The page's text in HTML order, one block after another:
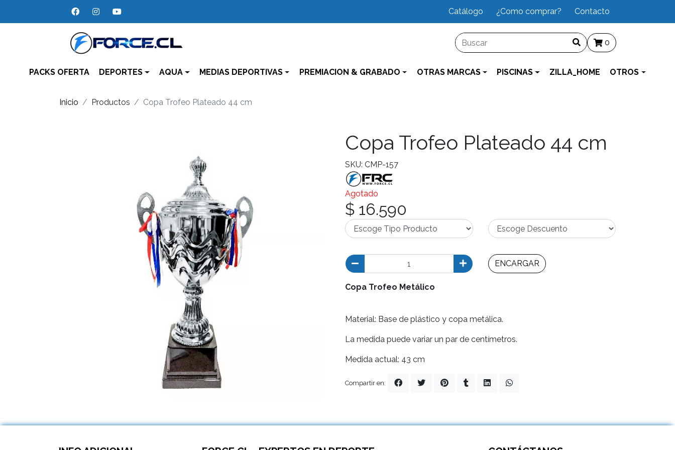
Catálogo ¿Como comprar? Contacto
0
PACKS OFERTA DEPORTES AQUA MEDIAS DEPORTIVAS PREMIACION & GRABADO OTRAS MARCAS PISCINAS ZILLA_HOME OTROS
Inicio Productos Copa Trofeo Plateado 44 cm
Copa Trofeo Plateado 44 cm
SKU: CMP-157
Agotado
$ 16.590
ENCARGAR
Copa Trofeo Metálico
Material: Base de plástico y copa metálica.
La medida puede variar un par de centímetros.
Medida actual: 43 cm
Compartir en: